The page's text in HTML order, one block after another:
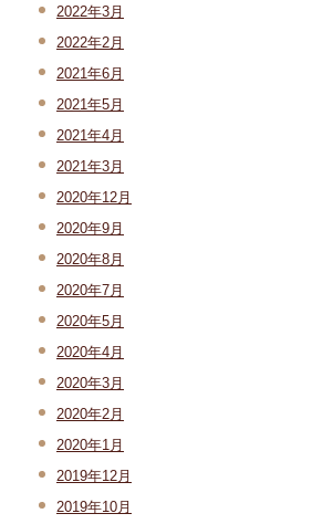
2022年3月
2022年2月
2021年6月
2021年5月
2021年4月
2021年3月
2020年12月
2020年9月
2020年8月
2020年7月
2020年5月
2020年4月
2020年3月
2020年2月
2020年1月
2019年12月
2019年10月